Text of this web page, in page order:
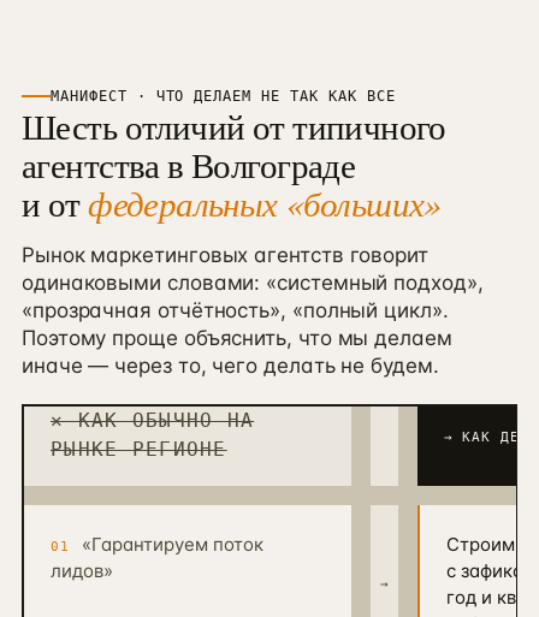
МАНИФЕСТ · ЧТО ДЕЛАЕМ НЕ ТАК КАК ВСЕ
Шесть отличий от типичного
агентства вВолгограде
и отфедеральных «больших»
Рынок маркетинговых агентств говорит
одинаковыми словами: «системный подход»,
«прозрачная отчётность», «полный цикл».
Поэтому проще объяснить, что мы делаем
иначе — через то, чего делать не будем.
✕ КАК ОБЫЧНО НА
РЫНКЕРЕГИОНЕ
→ КАК
01
«Гарантируем поток
лидов»
→
Строим
с
год и